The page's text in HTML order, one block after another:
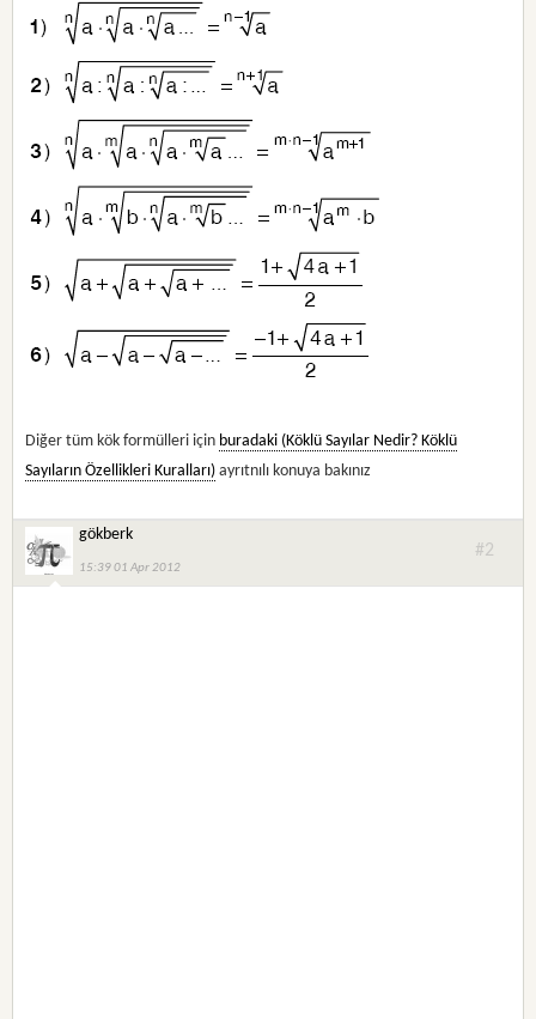
Diğer tüm kök formülleri için buradaki (Köklü Sayılar Nedir? Köklü
Sayıların Özellikleri Kuralları) ayrıtnılı konuya bakınız
gökberk
15:39 01 Apr 2012
#2